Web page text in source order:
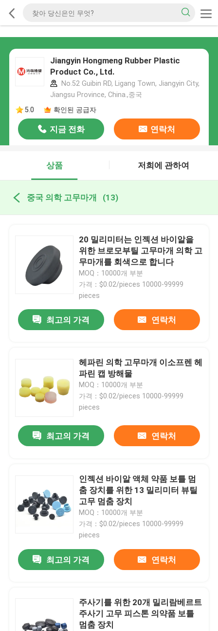
Jiangyin Hongmeng Rubber Plastic
Product Co., Ltd.
No.52 Guibin RD, Ligang Town, Jiangyin City,
Jiangsu Province, China.,중국
5.0
확인된 공급자
지금 전화 연락처
상품 저희에 관하여
중국 의학 고무마개 (13)
20 밀리미터는 인젝션 바이알을
위한 브로모부틸 고무마개 의학 고
무마개를 회색으로 합니다
MOQ：10000개 부분
가격：$0.02/pieces 10000-99999
pieces
최고의 가격 연락처
헤파린 의학 고무마개 이소프렌 헤
파린 캡 방해물
MOQ：10000개 부분
가격：$0.02/pieces 10000-99999
pieces
최고의 가격 연락처
인젝션 바이알 액체 약품 보틀 멈
춤 장치를 위한 13 밀리미터 뷰틸
고무 멈춤 장치
MOQ：10000개 부분
가격：$0.02/pieces 10000-99999
pieces
최고의 가격 연락처
주사기를 위한 20개 밀리람베르트
주사기 고무 피스톤 의약품 보틀
멈춤 장치